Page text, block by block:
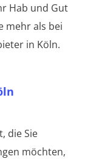
Hab und Gut
mehr als bei
in Köln.
die Sie
möchten,